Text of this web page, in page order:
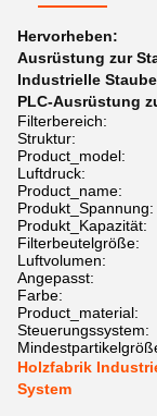
Hervorheben:
Ausrüstung zur
Industrielle
PLC-Ausrüstung
Filterbereich:
Struktur:
Product_model:
Luftdruck:
Product_name:
Produkt_Spannung:
Produkt_Kapazität:
Filterbeutelgröße:
Luftvolumen:
Angepasst:
Farbe:
Product_material:
Steuerungssystem:
Holzfabrik
System